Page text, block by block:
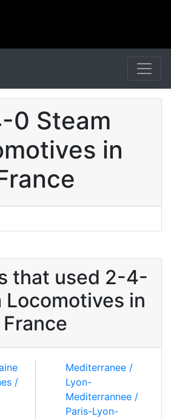
0 Steam
in
that used 2-4-
Locomotives in
France
/
Mediterranee /
Lyon-
Mediterrannee /
Paris-Lyon-